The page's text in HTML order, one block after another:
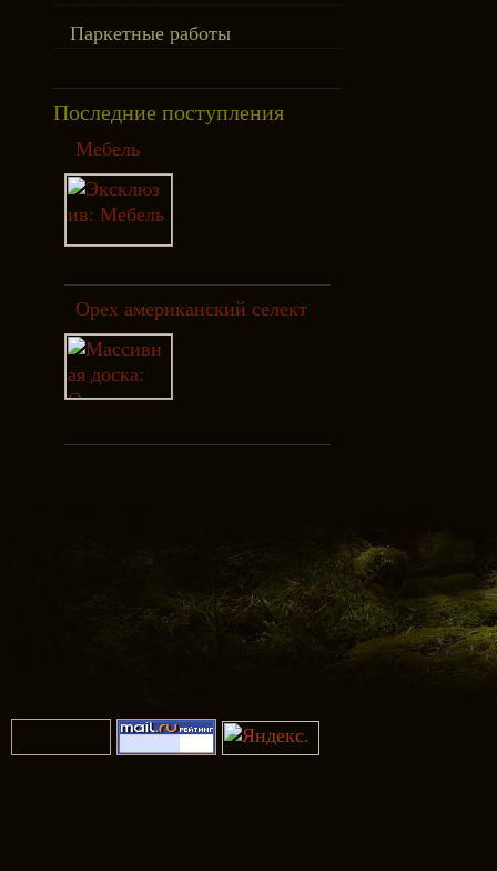
Паркетные работы
Последние поступления
Мебель
Орех американский селект